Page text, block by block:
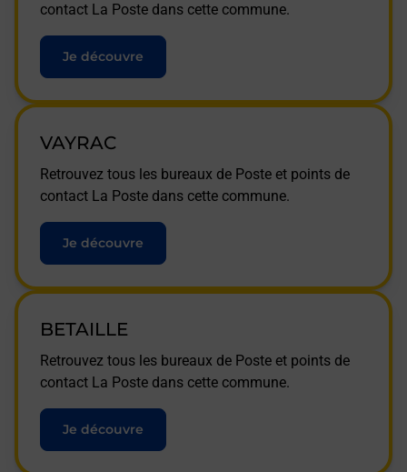
contact La Poste dans cette commune.
Je découvre
VAYRAC
Retrouvez tous les bureaux de Poste et points de
contact La Poste dans cette commune.
Je découvre
BETAILLE
Retrouvez tous les bureaux de Poste et points de
contact La Poste dans cette commune.
Je découvre